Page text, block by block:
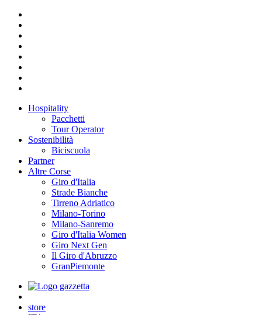
Hospitality
Pacchetti
Tour Operator
Sostenibilità
Biciscuola
Partner
Altre Corse
Giro d'Italia
Strade Bianche
Tirreno Adriatico
Milano-Torino
Milano-Sanremo
Giro d'Italia Women
Giro Next Gen
Il Giro d'Abruzzo
GranPiemonte
store